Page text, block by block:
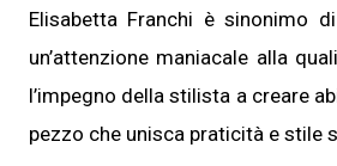
Elisabetta Franchi è sinonimo
un’attenzione maniacale alla
l’impegno della stilista a creare
pezzo che unisca praticità e stile